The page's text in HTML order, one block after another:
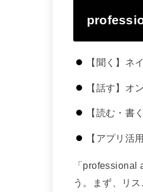
【聞く】ネ
【話す】オ
【読む・書
【アプリ活
「
う。まず、リ